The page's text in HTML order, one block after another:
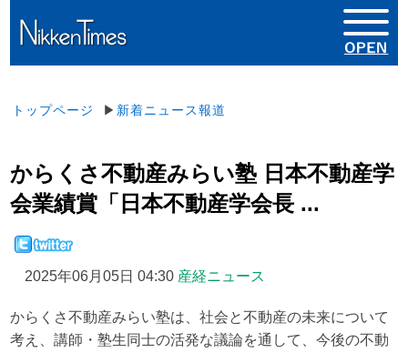
トップページ ▶ 新着ニュース報道
からくさ不動産みらい塾 日本不動産学
会業績賞「日本不動産学会長 ...
2025年06月05日 04:30 産経ニュース
からくさ不動産みらい塾は、社会と不動産の未来について
考え、講師・塾生同士の活発な議論を通して、今後の不動